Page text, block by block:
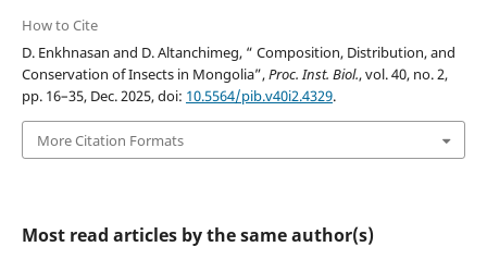
How to Cite
D. Enkhnasan and D. Altanchimeg, “ Composition, Distribution, and
Conservation of Insects in Mongolia”,Proc. Inst. Biol., vol. 40, no. 2,
pp. 16–35, Dec. 2025, doi: 10.5564/pib.v40i2.4329.
More Citation Formats
Most read articles by the same author(s)